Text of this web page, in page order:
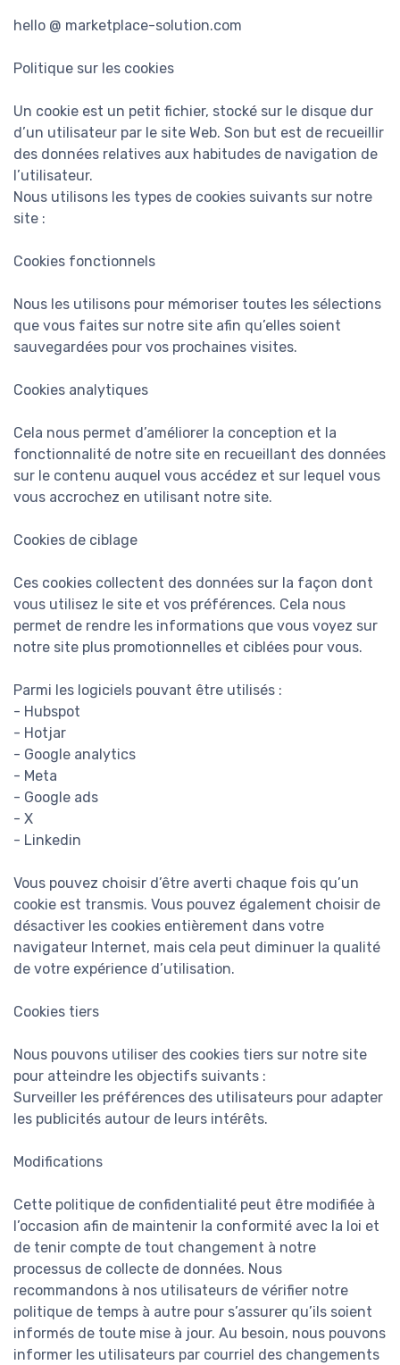
hello @ marketplace-solution.com
Politique sur les cookies
Un cookie est un petit fichier, stocké sur le disque dur
d’un utilisateur par le site Web. Son but est de recueillir
des données relatives aux habitudes de navigation de
l’utilisateur.
Nous utilisons les types de cookies suivants sur notre
site :
Cookies fonctionnels
Nous les utilisons pour mémoriser toutes les sélections
que vous faites sur notre site afin qu’elles soient
sauvegardées pour vos prochaines visites.
Cookies analytiques
Cela nous permet d’améliorer la conception et la
fonctionnalité de notre site en recueillant des données
sur le contenu auquel vous accédez et sur lequel vous
vous accrochez en utilisant notre site.
Cookies de ciblage
Ces cookies collectent des données sur la façon dont
vous utilisez le site et vos préférences. Cela nous
permet de rendre les informations que vous voyez sur
notre site plus promotionnelles et ciblées pour vous.
Parmi les logiciels pouvant être utilisés :
- Hubspot
- Hotjar
- Google analytics
- Meta
- Google ads
- X
- Linkedin
Vous pouvez choisir d’être averti chaque fois qu’un
cookie est transmis. Vous pouvez également choisir de
désactiver les cookies entièrement dans votre
navigateur Internet, mais cela peut diminuer la qualité
de votre expérience d’utilisation.
Cookies tiers
Nous pouvons utiliser des cookies tiers sur notre site
pour atteindre les objectifs suivants :
Surveiller les préférences des utilisateurs pour adapter
les publicités autour de leurs intérêts.
Modifications
Cette politique de confidentialité peut être modifiée à
l’occasion afin de maintenir la conformité avec la loi et
de tenir compte de tout changement à notre
processus de collecte de données. Nous
recommandons à nos utilisateurs de vérifier notre
politique de temps à autre pour s’assurer qu’ils soient
informés de toute mise à jour. Au besoin, nous pouvons
informer les utilisateurs par courriel des changements